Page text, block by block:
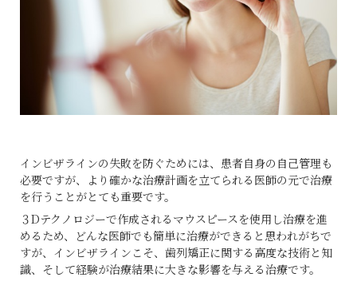
インビザラインの失敗を防ぐためには、患者自身の自己管理も
必要ですが、より確かな治療計画を立てられる医師の元で治療
を行うことがとても重要です。
３Dテクノロジーで作成されるマウスピースを使用し治療を進
めるため、どんな医師でも簡単に治療ができると思われがちで
すが、インビザラインこそ、歯列矯正に関する高度な技術と知
識、そして経験が治療結果に大きな影響を与える治療です。